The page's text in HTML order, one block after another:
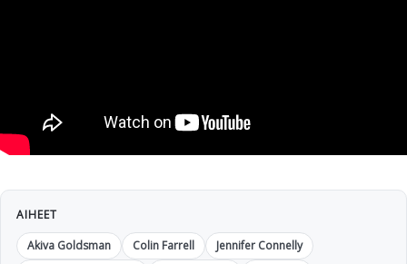
AIHEET
Akiva Goldsman
Colin Farrell
Jennifer Connelly